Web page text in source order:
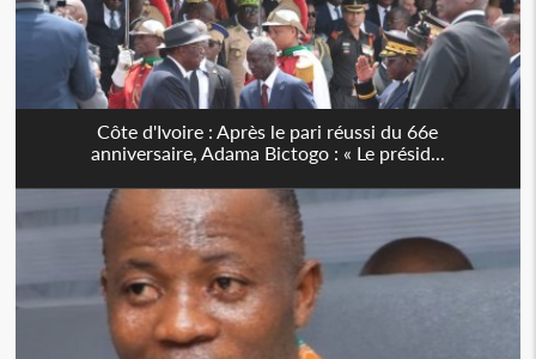
Côte d'Ivoire : Après le pari réussi du 66e
anniversaire, Adama Bictogo : « Le présid...